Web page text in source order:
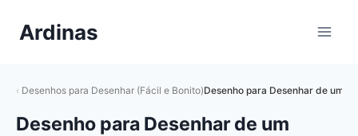
paraArdinas
Desenhos para Desenhar (Fácil e Bonito)Desenho para Desenhar de um
Desenho para Desenhar de um